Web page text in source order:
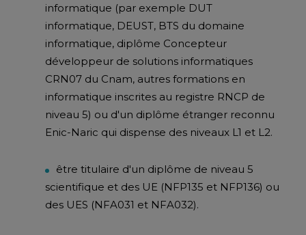
informatique (par exemple DUT
informatique, DEUST, BTS du domaine
informatique, diplôme Concepteur
développeur de solutions informatiques
CRN07 du Cnam, autres formations en
informatique inscrites au registre RNCP de
niveau 5) ou d'un diplôme étranger reconnu
Enic-Naric qui dispense des niveaux L1 et L2.
être titulaire d'un diplôme de niveau 5
scientifique et des UE (NFP135 et NFP136) ou
des UES (NFA031 et NFA032).